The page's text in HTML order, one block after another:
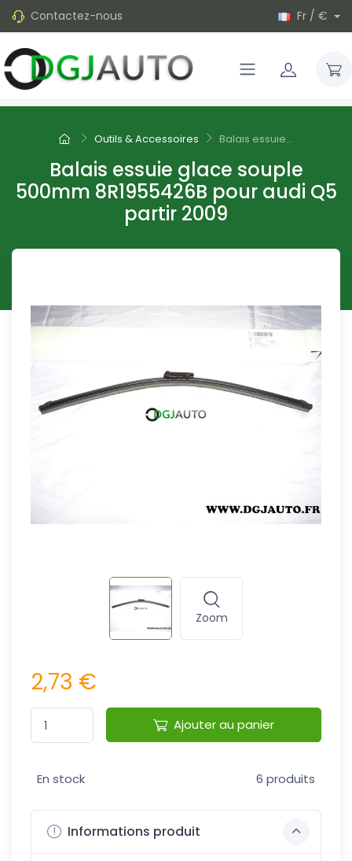
Contactez-nous Fr / €
Outils & Accessoires Balais essuie...
Balais essuie glace souple
500mm 8R1955426B pour audi Q5
partir 2009
Zoom
2,73 €
Ajouter au panier
En stock 6 produits
Informations produit